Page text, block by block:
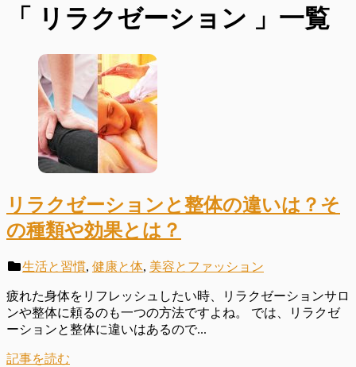
「 リラクゼーション 」一覧
リラクゼーションと整体の違いは？そ
の種類や効果とは？
生活と習慣, 健康と体, 美容とファッション
疲れた身体をリフレッシュしたい時、リラクゼーションサロ
ンや整体に頼るのも一つの方法ですよね。 では、リラクゼ
ーションと整体に違いはあるので...
記事を読む